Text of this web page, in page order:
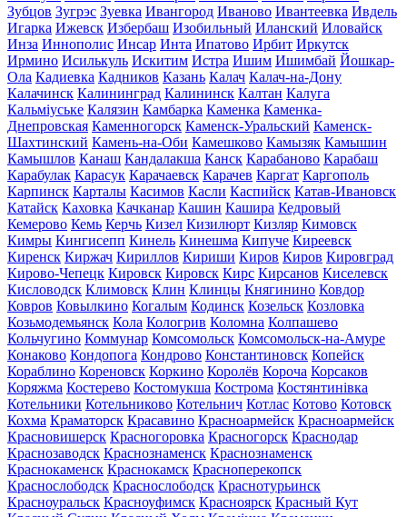
Зубцов Зугрэс Зуевка Ивангород Иваново Ивантеевка Ивдель
Игарка Ижевск Избербаш Изобильный Иланский Иловайск
Инза Иннополис Инсар Инта Ипатово Ирбит Иркутск
Ирмино Исилькуль Искитим Истра Ишим Ишимбай Йошкар-
Ола Кадиевка Кадников Казань Калач Калач-на-Дону
Калачинск Калининград Калининск Калтан Калуга
Кальміуське Калязин Камбарка Каменка Каменка-
Днепровская Каменногорск Каменск-Уральский Каменск-
Шахтинский Камень-на-Оби Камешково Камызяк Камышин
Камышлов Канаш Кандалакша Канск Карабаново Карабаш
Карабулак Карасук Карачаевск Карачев Каргат Каргополь
Карпинск Карталы Касимов Касли Каспийск Катав-Ивановск
Катайск Каховка Качканар Кашин Кашира Кедровый
Кемерово Кемь Керчь Кизел Кизилюрт Кизляр Кимовск
Кимры Кингисепп Кинель Кинешма Кипуче Киреевск
Киренск Киржач Кириллов Кириши Киров Киров Кировград
Кирово-Чепецк Кировск Кировск Кирс Кирсанов Киселевск
Кисловодск Климовск Клин Клинцы Княгинино Ковдор
Ковров Ковылкино Когалым Кодинск Козельск Козловка
Козьмодемьянск Кола Кологрив Коломна Колпашево
Кольчугино Коммунар Комсомольск Комсомольск-на-Амуре
Конаково Кондопога Кондрово Константиновск Копейск
Кораблино Кореновск Коркино Королёв Короча Корсаков
Коряжма Костерево Костомукша Кострома Костянтинівка
Котельники Котельниково Котельнич Котлас Котово Котовск
Кохма Краматорск Красавино Красноармейск Красноармейск
Красновишерск Красногоровка Красногорск Краснодар
Краснозаводск Краснознаменск Краснознаменск
Краснокаменск Краснокамск Красноперекопск
Краснослободск Краснослободск Краснотурьинск
Красноуральск Красноуфимск Красноярск Красный Кут